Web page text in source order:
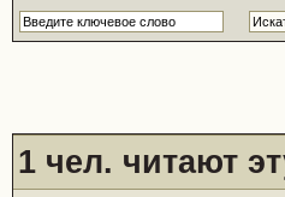
1чел. читают